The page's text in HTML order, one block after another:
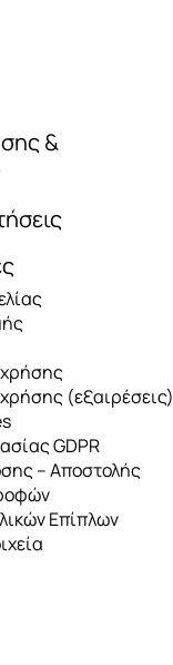
&
(εξαιρέσεις)
GDPR
– Αποστολής
Επίπλων